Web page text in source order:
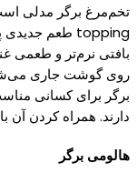
تخم‌مرغ برگر مدلی
topping طعم جدیدی
بافتی نرم‌تر و طعمی
رویگوشت جاری
برگر برایکسانی
دارند. همراهکردنآن با
هالومی برگر